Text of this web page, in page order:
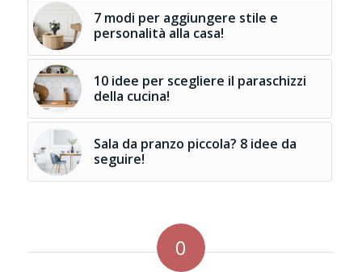
7 modi per aggiungere stile e
personalità alla casa!
10 idee per scegliere il paraschizzi
della cucina!
Sala da pranzo piccola? 8 idee da
seguire!
0